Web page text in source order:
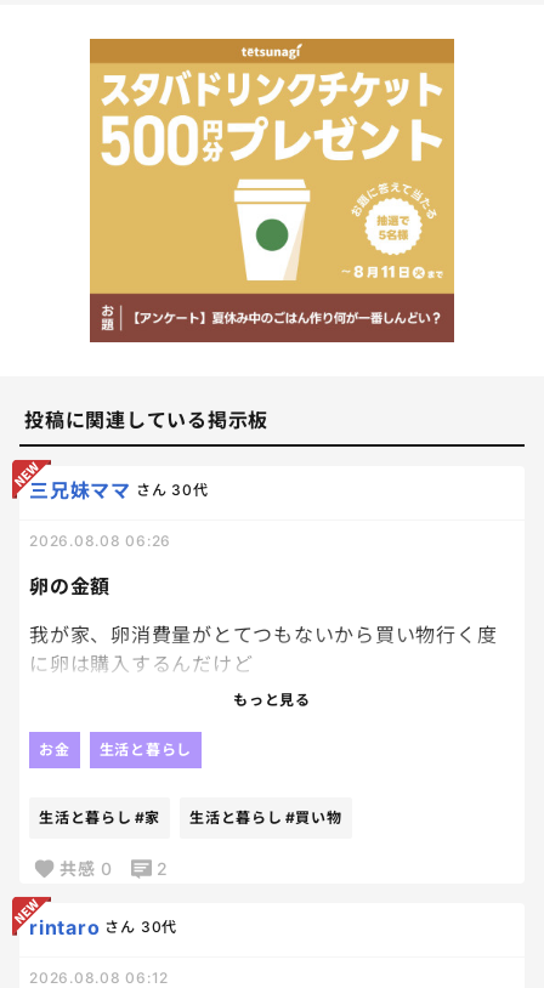
投稿に関連している掲示板
卵の金額
三兄妹ママ さん 30代
2026.08.08 06:26
我が家、卵消費量がとてつもないから買い物行く度
に卵は購入するんだけど
スーパーやドラストによっては、卵の金額って差があ
高いと税込300円以上。
いつものところじゃないスーパーいって、卵高いと買
いたくないんだけど
卵のためにスーパーハシゴは面倒だから仕方なく高
もっと見る
お金 生活と暮らし
生活と暮らし #家 生活と暮らし #買い物
共感 0 2
rintaro さん 30代
2026.08.08 06:12